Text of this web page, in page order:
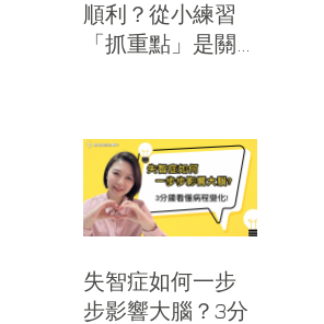
順利？從小練習
「抓重點」是關
失智症如何一步
步影響大腦？3分